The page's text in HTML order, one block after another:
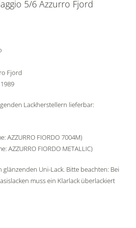
5/6 Azzurro Fjord
Fjord
Lackherstellern lieferbar:
AZZURRO FIORDO 7004M)
AZZURRO FIORDO METALLIC)
glänzenden Uni-Lack. Bitte beachten: Bei
muss ein Klarlack überlackiert